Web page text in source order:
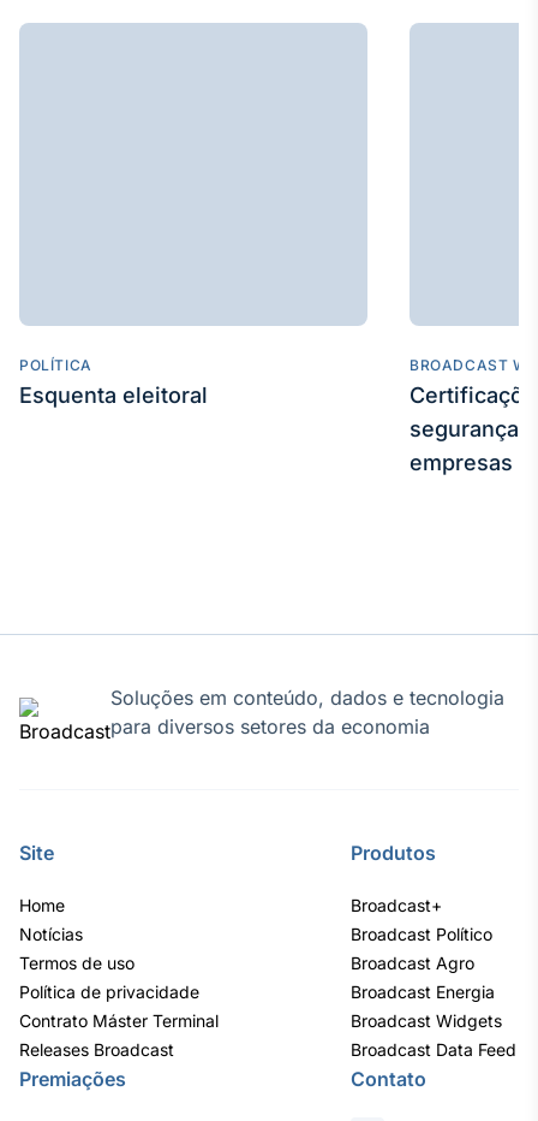
inteligente de
Gestão de
Investimentos
POLÍTICA
Esquenta eleitoral
BROADCAST
segurança
empresas
Soluções em conteúdo, dados e tecnologia
para diversos setores da economia
Site
Home
Notícias
Termos de uso
Política de privacidade
Contrato Máster Terminal
Releases Broadcast
Produtos
Broadcast+
Broadcast Político
Broadcast Agro
Broadcast Energia
Broadcast Widgets
Broadcast Data Feed
Premiações Contato